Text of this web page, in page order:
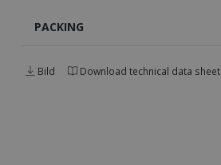
PACKING
Bild Download technical data sheet